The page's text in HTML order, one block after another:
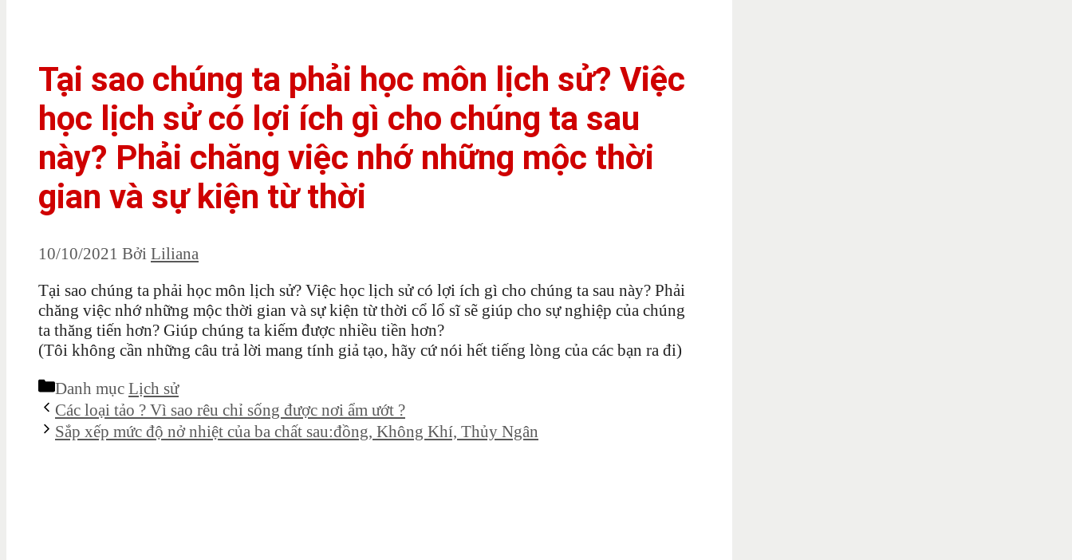
Tại sao chúng ta phải học môn lịch sử? Việc
học lịch sử có lợi ích gì cho chúng ta sau
này? Phải chăng việc nhớ những mộc thời
gian và sự kiện từ thời
10/10/2021 Bởi Liliana
Tại sao chúng ta phải học môn lịch sử? Việc học lịch sử có lợi ích gì cho chúng ta sau này? Phải
chăng việc nhớ những mộc thời gian và sự kiện từ thời cổ lổ sĩ sẽ giúp cho sự nghiệp của chúng
ta thăng tiến hơn? Giúp chúng ta kiếm được nhiều tiền hơn?
(Tôi không cần những câu trả lời mang tính giả tạo, hãy cứ nói hết tiếng lòng của các bạn ra đi)
Danh mục Lịch sử
Các loại tảo ? Vì sao rêu chỉ sống được nơi ẩm ướt ?
Sắp xếp mức độ nở nhiệt của ba chất sau:đồng, Không Khí, Thủy Ngân